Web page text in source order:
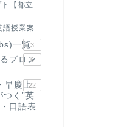
【都立
授業案
一覧3
プロン
6
早慶上
つく”英
口語表
22